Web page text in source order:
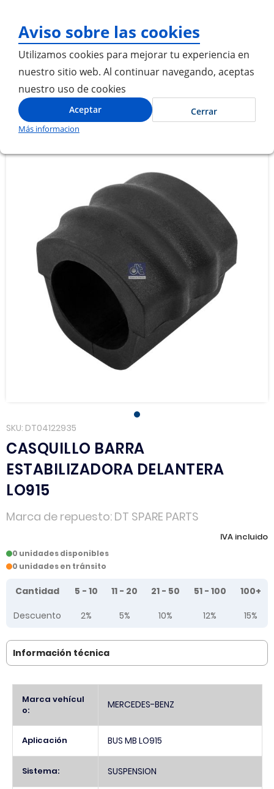
Aviso sobre las cookies
Utilizamos cookies para mejorar tu experiencia en
nuestro sitio web. Al continuar navegando, aceptas
nuestro uso de cookies
Aceptar Cerrar
Más informacion
Inicio CASQUILLO BARRA ESTABILIZADORA DELANTERA LO915
SKU DT04122935
CASQUILLO BARRA
ESTABILIZADORA DELANTERA
LO915
Marca de repuesto DT SPARE PARTS
IVA incluido
0 unidades disponibles
0 unidades en tránsito
Tier prices table
Cantidad 5 - 10 11 - 20 21 - 50 51 - 100
100+
Descuento
2% 5% 10% 12% 15%
imágenes
imágenes
Información técnica
Información
Marca vehícul
o:
MERCEDES-BENZ
Aplicación BUS MB LO915
Sistema: SUSPENSION